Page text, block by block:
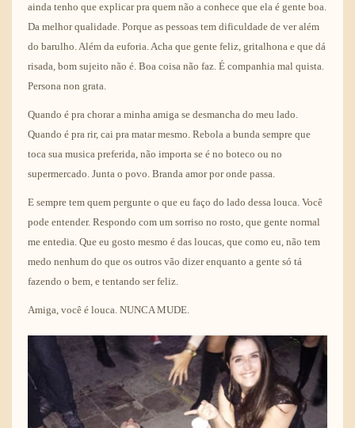
ainda tenho que explicar pra quem não a conhece que ela é gente boa.
Da melhor qualidade. Porque as pessoas tem dificuldade de ver além
do barulho. Além da euforia. Acha que gente feliz, gritalhona e que dá
risada, bom sujeito não é. Boa coisa não faz. É companhia mal quista.
Persona non grata.
Quando é pra chorar a minha amiga se desmancha do meu lado.
Quando é pra rir, cai pra matar mesmo. Rebola a bunda sempre que
toca sua musica preferida, não importa se é no boteco ou no
supermercado. Junta o povo. Branda amor por onde passa.
E sempre tem quem pergunte o que eu faço do lado dessa louca. Você
pode entender. Respondo com um sorriso no rosto, que gente normal
me entedia. Que eu gosto mesmo é das loucas, que como eu, não tem
medo nenhum do que os outros vão dizer enquanto a gente só tá
fazendo o bem, e tentando ser feliz.
Amiga, você é louca. NUNCA MUDE.